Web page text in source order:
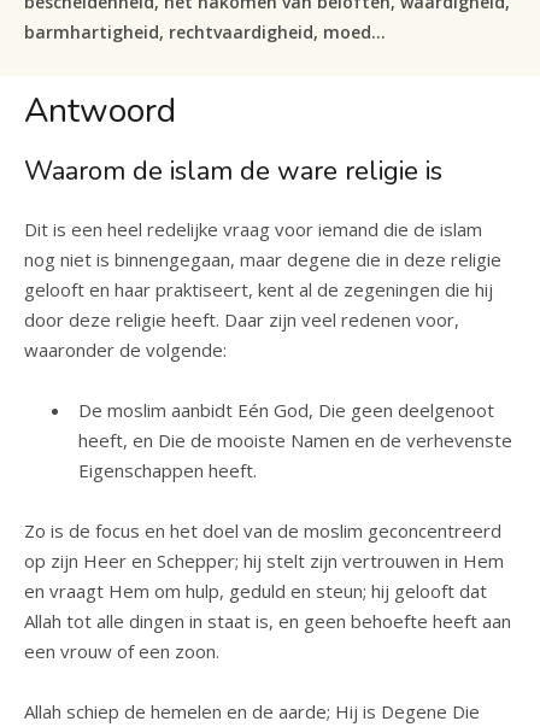
barmhartigheid, rechtvaardigheid, moed…
Antwoord
Waarom de islam de ware religie is
Dit is een heel redelijke vraag voor iemand die de islam
nog niet is binnengegaan, maar degene die in deze religie
gelooft en haar praktiseert, kent al de zegeningen die hij
door deze religie heeft. Daar zijn veel redenen voor,
waaronder de volgende:
De moslim aanbidt Eén God, Die geen deelgenoot
heeft, en Die de mooiste Namen en de verhevenste
Eigenschappen heeft.
Zo is de focus en het doel van de moslim geconcentreerd
op zijn Heer en Schepper; hij stelt zijn vertrouwen in Hem
en vraagt Hem om hulp, geduld en steun; hij gelooft dat
Allah tot alle dingen in staat is, en geen behoefte heeft aan
een vrouw of een zoon.
Allah schiep de hemelen en de aarde; Hij is Degene Die